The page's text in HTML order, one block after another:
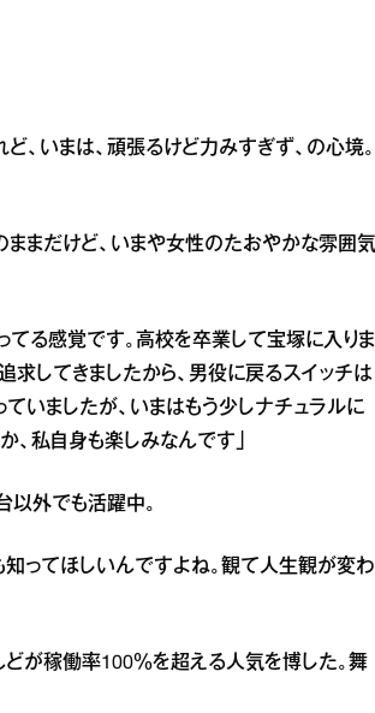
、いまは、頑張るけど力みすぎず、の心境。
まだけど、いまや女性のたおやかな雰囲気
てる感覚です。高校を卒業して宝塚に入りま
求してきましたから、男役に戻るスイッチは
いましたが、いまはもう少しナチュラルに
私自身も楽しみなんです」
以外でも活躍中。
知ってほしいんですよね。観て人生観が変わ
が稼働率100％を超える人気を博した。舞